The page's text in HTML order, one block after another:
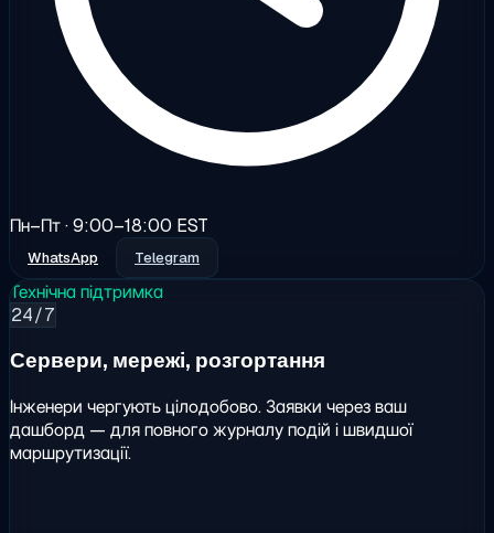
Пн–Пт · 9:00–18:00 EST
WhatsApp Telegram
Технічна підтримка
24/7
Сервери, мережі, розгортання
Інженери чергують цілодобово. Заявки через ваш
дашборд — для повного журналу подій і швидшої
маршрутизації.